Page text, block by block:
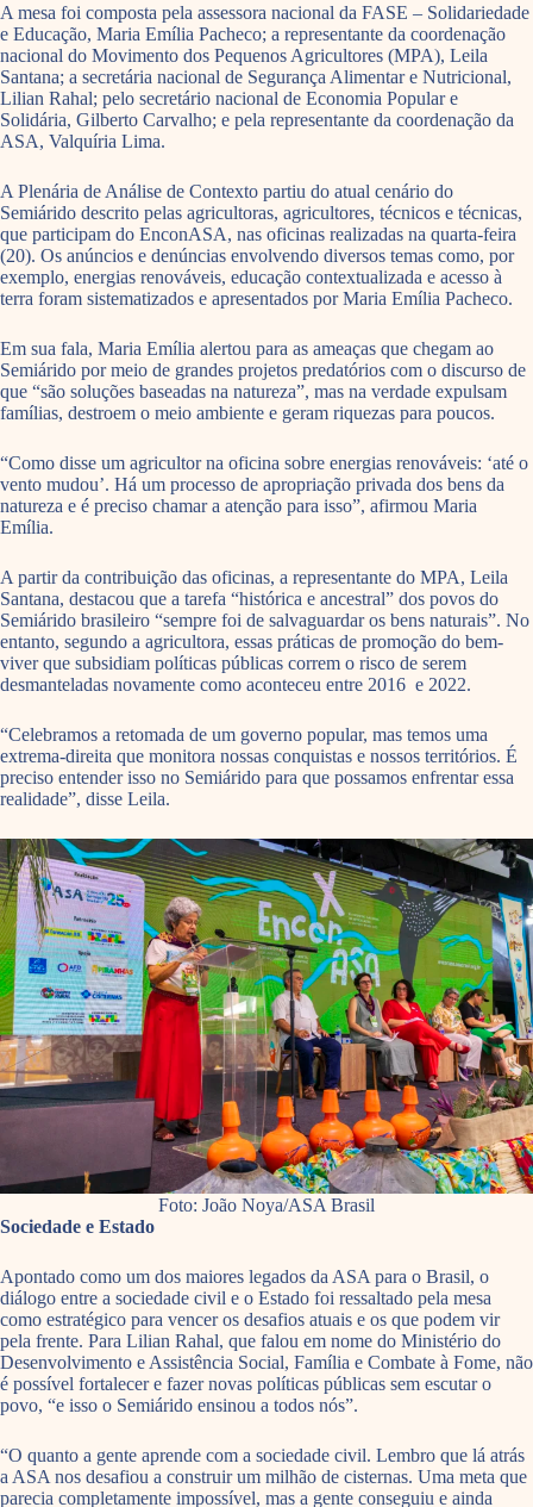
A mesa foi composta pela assessora nacional da FASE – Solidariedade
e Educação, Maria Emília Pacheco; a representante da coordenação
nacional do Movimento dos Pequenos Agricultores (MPA), Leila
Santana; a secretária nacional de Segurança Alimentar e Nutricional,
Lilian Rahal; pelo secretário nacional de Economia Popular e
Solidária, Gilberto Carvalho; e pela representante da coordenação da
ASA, Valquíria Lima.
A Plenária de Análise de Contexto partiu do atual cenário do
Semiárido descrito pelas agricultoras, agricultores, técnicos e técnicas,
que participam do EnconASA, nas oficinas realizadas na quarta-feira
(20). Os anúncios e denúncias envolvendo diversos temas como, por
exemplo, energias renováveis, educação contextualizada e acesso à
terra foram sistematizados e apresentados por Maria Emília Pacheco.
Em sua fala, Maria Emília alertou para as ameaças que chegam ao
Semiárido por meio de grandes projetos predatórios com o discurso de
que “são soluções baseadas na natureza”, mas na verdade expulsam
famílias, destroem o meio ambiente e geram riquezas para poucos.
“Como disse um agricultor na oficina sobre energias renováveis: ‘até o
vento mudou’. Há um processo de apropriação privada dos bens da
natureza e é preciso chamar a atenção para isso”, afirmou Maria
Emília.
A partir da contribuição das oficinas, a representante do MPA, Leila
Santana, destacou que a tarefa “histórica e ancestral” dos povos do
Semiárido brasileiro “sempre foi de salvaguardar os bens naturais”. No
entanto, segundo a agricultora, essas práticas de promoção do bem-
viver que subsidiam políticas públicas correm o risco de serem
desmanteladas novamente como aconteceu entre 2016 e 2022.
“Celebramos a retomada de um governo popular, mas temos uma
extrema-direita que monitora nossas conquistas e nossos territórios. É
preciso entender isso no Semiárido para que possamos enfrentar essa
realidade”, disse Leila.
Foto: João Noya/ASA Brasil
Sociedade e Estado
Apontado como um dos maiores legados da ASA para o Brasil, o
diálogo entre a sociedade civil e o Estado foi ressaltado pela mesa
como estratégico para vencer os desafios atuais e os que podem vir
pela frente. Para Lilian Rahal, que falou em nome do Ministério do
Desenvolvimento e Assistência Social, Família e Combate à Fome, não
é possível fortalecer e fazer novas políticas públicas sem escutar o
povo, “e isso o Semiárido ensinou a todos nós”.
“O quanto a gente aprende com a sociedade civil. Lembro que lá atrás
a ASA nos desafiou a construir um milhão de cisternas. Uma meta que
parecia completamente impossível, mas a gente conseguiu e ainda